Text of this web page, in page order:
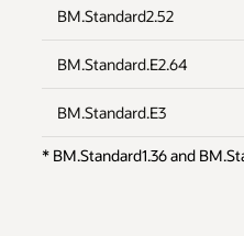
BM.Standard2.52
BM.Standard.E2.64
BM.Standard.E3
* BM.Standard1.36 and